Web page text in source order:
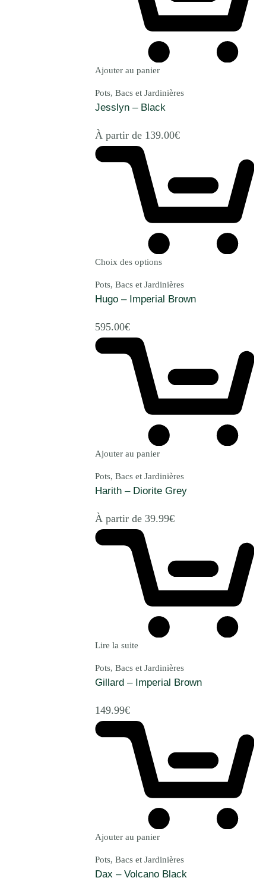
Ajouter au panier
Pots, Bacs et Jardinières
Jesslyn – Black
À partir de 139.00€
Choix des options
Pots, Bacs et Jardinières
Hugo – Imperial Brown
595.00€
Ajouter au panier
Pots, Bacs et Jardinières
Harith – Diorite Grey
À partir de 39.99€
Lire la suite
Pots, Bacs et Jardinières
Gillard – Imperial Brown
149.99€
Ajouter au panier
Pots, Bacs et Jardinières
Dax – Volcano Black